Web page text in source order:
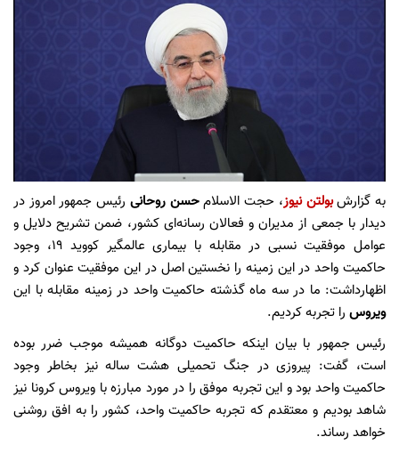
به گزارشبولتن نیوز، حجت الاسلامحسن روحانی رئیس جمهور امروز در
دیدار با جمعی از مدیران و فعالان رسانه‌ای کشور، ضمن تشریح دلایل و
عوامل موفقیت نسبی در مقابله با بیماری عالمگیر کووید 19، وجود
حاکمیت واحد در این زمینه را نخستین اصل در این موفقیت عنوان کرد و
اظهارداشت: ما در سه ماه گذشته حاکمیت واحد در زمینه مقابله با این
ویروس را تجربه کردیم.
رئیس جمهور با بیان اینکه حاکمیت دوگانه همیشه موجب ضرر بوده
است، گفت: پیروزی در جنگ تحمیلی هشت ساله نیز بخاطر وجود
حاکمیت واحد بود و این تجربه موفق را در مورد مبارزه با ویروس کرونا نیز
شاهد بودیم و معتقدم که تجربه حاکمیت واحد، کشور را به افق روشنی
خواهد رساند.